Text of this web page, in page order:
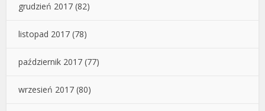
grudzień 2017 (82)
listopad 2017 (78)
październik 2017 (77)
wrzesień 2017 (80)